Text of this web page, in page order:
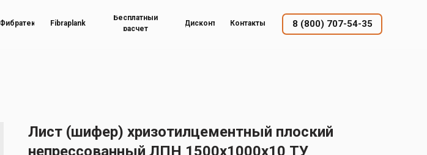
8 (800) 707-54-35
Фибратек
Бесплатный
расчет
Контакты
Дисконт
Fibraplank
Лист (шифер) хризотилцементный плоский
непрессованный ЛПН 1500х1000х10 ТУ